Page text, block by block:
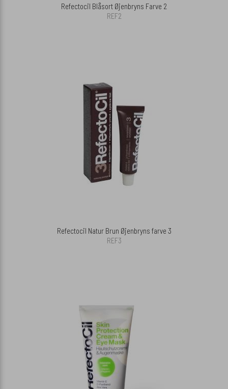
Refectocil Blåsort Øjenbryns Farve 2
REF2
Refectocil Natur Brun Øjenbryns farve 3
REF3